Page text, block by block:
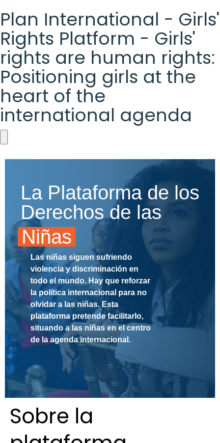
Plan International - Girls'
Rights Platform - Girls'
rights are human rights:
Positioning girls at the
heart of the
international agenda
Plan
Girls'
Rights
Platform
-
Girls'
rights
are
human
rights:
Positioning
girls
at
La Plataforma de los
Derechos de las
Niñas
Las niñas siguen sufriendo
violencia y discriminación en
todo el mundo. Hay que reforzar
la política internacional para no
olvidar a las niñas. Esta
plataforma pretende facilitarlo,
situando a las niñas en el centro
de la agenda internacional.
Sobre la